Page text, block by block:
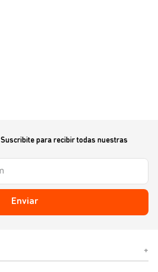
Suscribite para recibir todas nuestras
Enviar
+